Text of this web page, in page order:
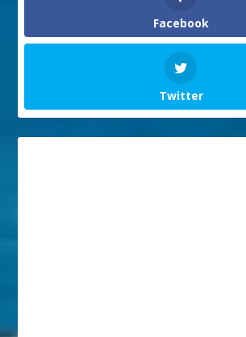
Facebook
Twitter